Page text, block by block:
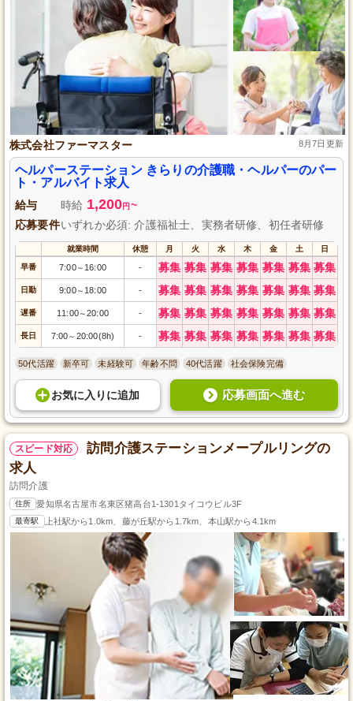
株式会社ファーマスター 8月7日更新
ヘルパーステーション きらりの介護職・ヘルパーのパー
ト・アルバイト求人
給与 時給 1,200円 ~
応募要件いずれか必須: 介護福祉士、実務者研修、初任者研修
就業時間 休憩 月 火 水 木 金 土 日
早番 7:00～ 16:00 - 募集 募集 募集 募集 募集 募集 募集
日勤 9:00～ 18:00 - 募集 募集 募集 募集 募集 募集 募集
遅番 11:00～20:00 - 募集 募集 募集 募集 募集 募集 募集
長日 7:00～ 20:00(8h) - 募集 募集 募集 募集 募集 募集 募集
50代活躍 新卒可 未経験可 年齢不問 40代活躍 社会保険完備
お気に入り に追加 応募画面へ進む
スピード対応
訪問介護ステーションメープルリングの
求人
訪問介護
住所 愛知県名古屋市名東区猪高台1-1301タイコウビル3F
最寄駅 上社駅から1.0km、藤が丘駅から1.7km、本山駅から4.1km